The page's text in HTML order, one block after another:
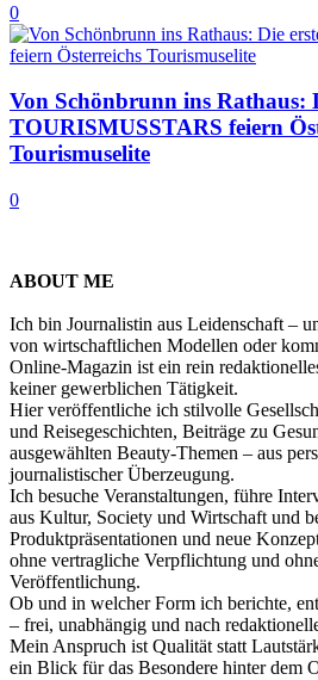
0
Von Schönbrunn ins Rathaus:
TOURISMUSSTARS feiern
Tourismuselite
0
ABOUT ME
Ich bin Journalistin aus Leidenschaft –
von wirtschaftlichen Modellen oder
Online-Magazin ist ein rein
keiner gewerblichen Tätigkeit.
Hier veröffentliche ich stilvolle
und Reisegeschichten, Beiträge zu
ausgewählten Beauty-Themen – aus
journalistischer Überzeugung.
Ich besuche Veranstaltungen, führe
aus Kultur, Society und Wirtschaft und
Produktpräsentationen und neue
ohne vertragliche Verpflichtung und
Veröffentlichung.
Ob und in welcher Form ich berichte,
– frei, unabhängig und nach
Mein Anspruch ist Qualität statt
ein Blick für das Besondere hinter dem